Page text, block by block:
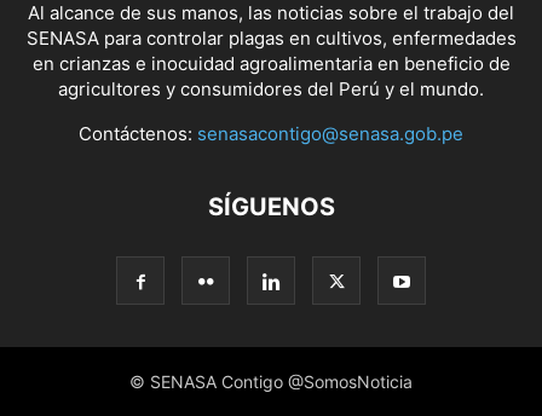
Al alcance de sus manos, las noticias sobre el trabajo del
SENASA para controlar plagas en cultivos, enfermedades
en crianzas e inocuidad agroalimentaria en beneficio de
agricultores y consumidores del Perú y el mundo.
Contáctenos: senasacontigo@senasa.gob.pe
SÍGUENOS
© SENASA Contigo @SomosNoticia